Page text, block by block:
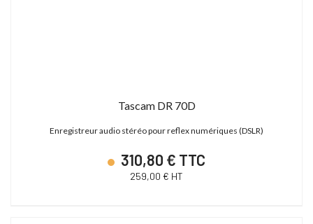
Tascam DR 70D
Enregistreur audio stéréo pour reflex numériques (DSLR)
310,80 € TTC
259,00 € HT